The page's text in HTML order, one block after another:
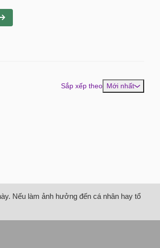
Sắp xếp theo Mới nhất
Nếu làm ảnh hưởng đến cá nhân hay tổ